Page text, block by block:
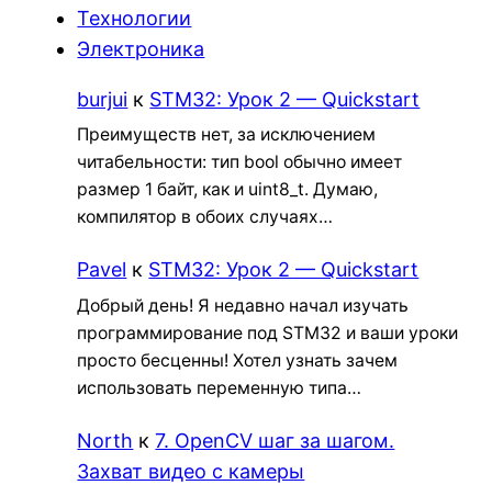
Технологии
Электроника
burjui к STM32: Урок 2 — Quickstart
Преимуществ нет, за исключением
читабельности: тип bool обычно имеет
размер 1 байт, как и uint8_t. Думаю,
компилятор в обоих случаях…
Pavel к STM32: Урок 2 — Quickstart
Добрый день! Я недавно начал изучать
программирование под STM32 и ваши уроки
просто бесценны! Хотел узнать зачем
использовать переменную типа…
North к7. OpenCV шаг за шагом.
Захват видео с камеры